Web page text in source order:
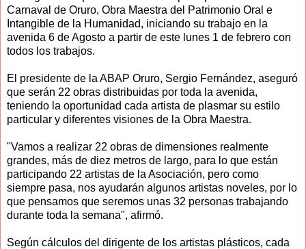
Carnaval de Oruro, Obra Maestra del Patrimonio Oral e
Intangible de la Humanidad, iniciando su trabajo en la
avenida 6 de Agosto a partir de este lunes 1 de febrero con
todos los trabajos.
El presidente de la ABAP Oruro, Sergio Fernández, aseguró
que serán 22 obras distribuidas por toda la avenida,
teniendo la oportunidad cada artista de plasmar su estilo
particular y diferentes visiones de la Obra Maestra.
"Vamos a realizar 22 obras de dimensiones realmente
grandes, más de diez metros de largo, para lo que están
participando 22 artistas de la Asociación, pero como
siempre pasa, nos ayudarán algunos artistas noveles, por lo
que pensamos que seremos unas 32 personas trabajando
durante toda la semana", afirmó.
Según cálculos del dirigente de los artistas plásticos, cada